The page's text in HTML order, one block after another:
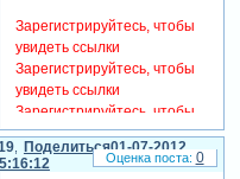
Зарегистрируйтесь, чтобы
увидеть ссылки
Зарегистрируйтесь, чтобы
увидеть ссылки
Зарегистрируйтесь, чтобы
увидеть ссылки
1. чуть меньше по ширине
Поделиться01-07-2012
0